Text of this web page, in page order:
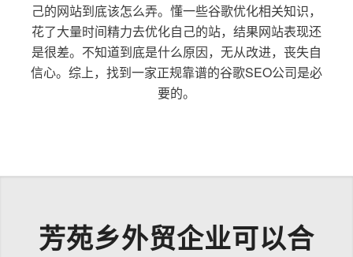
己的网站到底该怎么弄。懂一些谷歌优化相关知识，
花了大量时间精力去优化自己的站，结果网站表现还
是很差。不知道到底是什么原因，无从改进，丧失自
信心。综上，找到一家正规靠谱的谷歌SEO公司是必
要的。
芳苑乡外贸企业可以合